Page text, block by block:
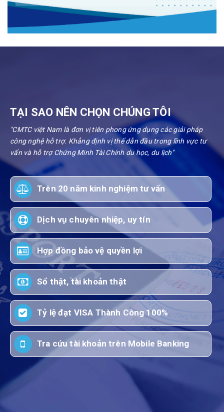
TẠI SAO NÊN CHỌN CHÚNG TÔI
"CMTC việt Nam là đơn vị tiên phong ứng dụng các giải pháp
công nghệ hỗ trợ. Khẳng định vị thế dẫn đầu trong lĩnh vực tư
vấn và hỗ trợ Chứng Minh Tài Chính du học, du lịch"
Trên 20 năm kinh nghiệm tư vấn
Dịch vụ chuyên nhiệp, uy tín
Hợp đồng bảo vệ quyền lợi
Sổ thật, tài khoản thật
Tỷ lệ đạt VISA Thành Công 100%
Tra cứu tài khoản trên Mobile Banking